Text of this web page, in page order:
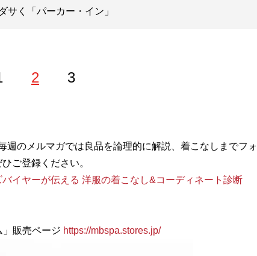
サく「パーカー・イン」
2 3
プ』のほか、『MBの偏愛ブランド図鑑 』『最速でおしゃれ
見せる方法』『幸服論――人生は服で簡単に変えられる
Knower Mag現役メンズバイヤーが伝えるオシャレになる
週のメルマガでは良品を論理的に解説、着こなしまでフォ
ご登録ください。
イヤーが伝える 洋服の着こなし&コーディネート診断
販売ページ https://mbspa.stores.jp/